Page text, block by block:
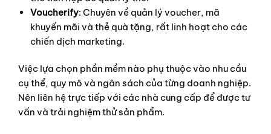
Voucherify: Chuyên về quản lý voucher, mã
khuyến mãi và thẻ quà tặng, rất linh hoạt cho các
chiến dịch marketing.
Việc lựa chọn phần mềm nào phụ thuộc vào nhu cầu
cụ thể, quy mô và ngân sách của từng doanh nghiệp.
Nên liên hệ trực tiếp với các nhà cung cấp để được tư
vấn và trải nghiệm thử sản phẩm.